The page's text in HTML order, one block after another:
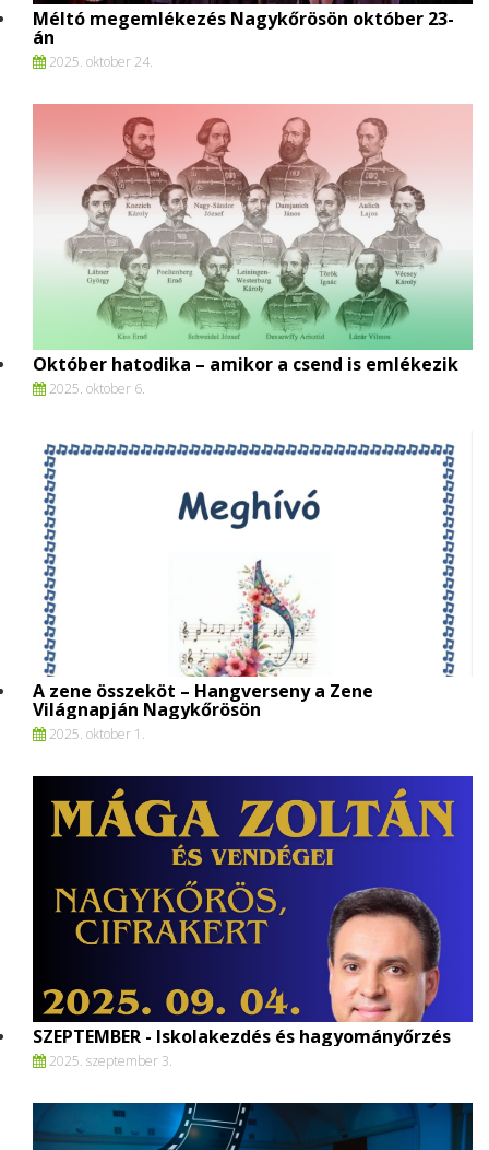
Méltó megemlékezés Nagykőrösön október 23-
án
2025. oktober 24.
Október hatodika – amikor a csend is emlékezik
2025. oktober 6.
A zene összeköt – Hangverseny a Zene
Világnapján Nagykőrösön
2025. oktober 1.
SZEPTEMBER - Iskolakezdés és hagyományőrzés
2025. szeptember 3.